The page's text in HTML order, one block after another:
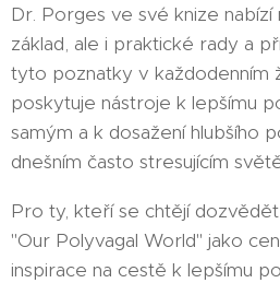
Dr. Porges ve své knize
základ, ale i praktické rady a
tyto poznatky v každodenním
poskytuje nástroje k lepšímu
samým a k dosažení hlubšího
dnešním často stresujícím
Pro ty, kteří se chtějí
"Our Polyvagal World" jako
inspirace na cestě k lepšímu